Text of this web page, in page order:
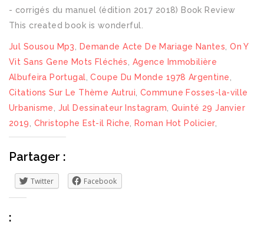
- corrigés du manuel (édition 2017 2018) Book Review
This created book is wonderful.
Jul Sousou Mp3 Demande Acte De Mariage Nantes ,On Y
Vit Sans Gene Mots Fléchés
Agence Immobilière
Albufeira Portugal ,Coupe Du Monde 1978 Argentine
Citations Sur Le Thème Autrui ,Commune Fosses-la-ville
Urbanisme
Jul Dessinateur Instagram Quinté 29 Janvier
2019
Christophe Est-il Riche Roman Hot Policier,
Partager :
Twitter Facebook
: